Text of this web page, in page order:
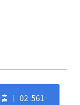
ㅣ 02-561-